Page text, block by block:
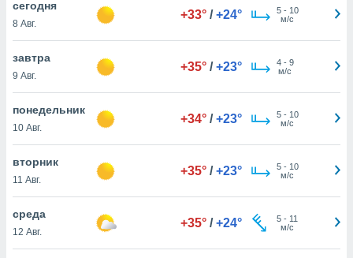
действия
рекламу
основе.
нашей
cookie
cегодня
8 Авг.
+33° / +24° 5- 10
м/с
завтра
9 Авг.
+35° / +23° 4- 9
м/с
понедельник
10 Авг.
+34° / +23° 5- 10
м/с
вторник
11 Авг.
+35° / +23° 5- 10
м/с
среда
12 Авг.
+35° / +24° 5- 11
м/с